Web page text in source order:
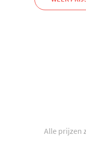
Alle prijzen